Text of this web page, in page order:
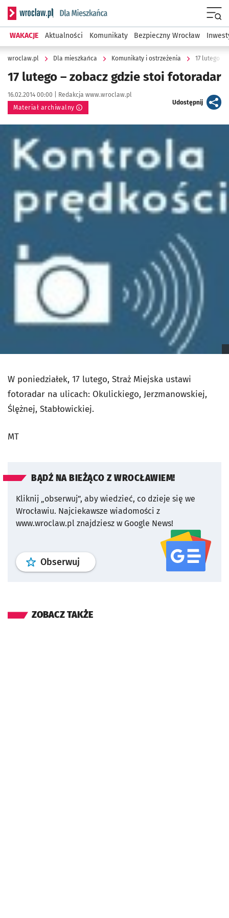
Serwis informacyjny wroclaw.pl podserwis: Dla mieszkańca
WAKACJE Aktualności Komunikaty Bezpieczny Wrocław
wroclaw.pl Dla mieszkańca Komunikaty i ostrzeżenia 17 lutego –
17 lutego – zobacz gdzie stoi fotoradar
Data publikacji:
16.02.2014 00:00 | Autor:
Redakcja www.wroclaw.pl
Materiał archiwalny
Udostępnijartykuł
W poniedziałek, 17 lutego, Straż Miejska ustawi
fotoradar na ulicach: Okulickiego, Jerzmanowskiej,
Ślężnej, Stabłowickiej.
MT
BĄDŹ NA BIEŻĄCO Z WROCŁAWIEM!
Kliknij „obserwuj”, aby wiedzieć, co dzieje się we
Wrocławiu. Najciekawsze wiadomości z
www.wroclaw.pl znajdziesz w Google News!
Obserwuj profil serwisu
ZOBACZ TAKŻE